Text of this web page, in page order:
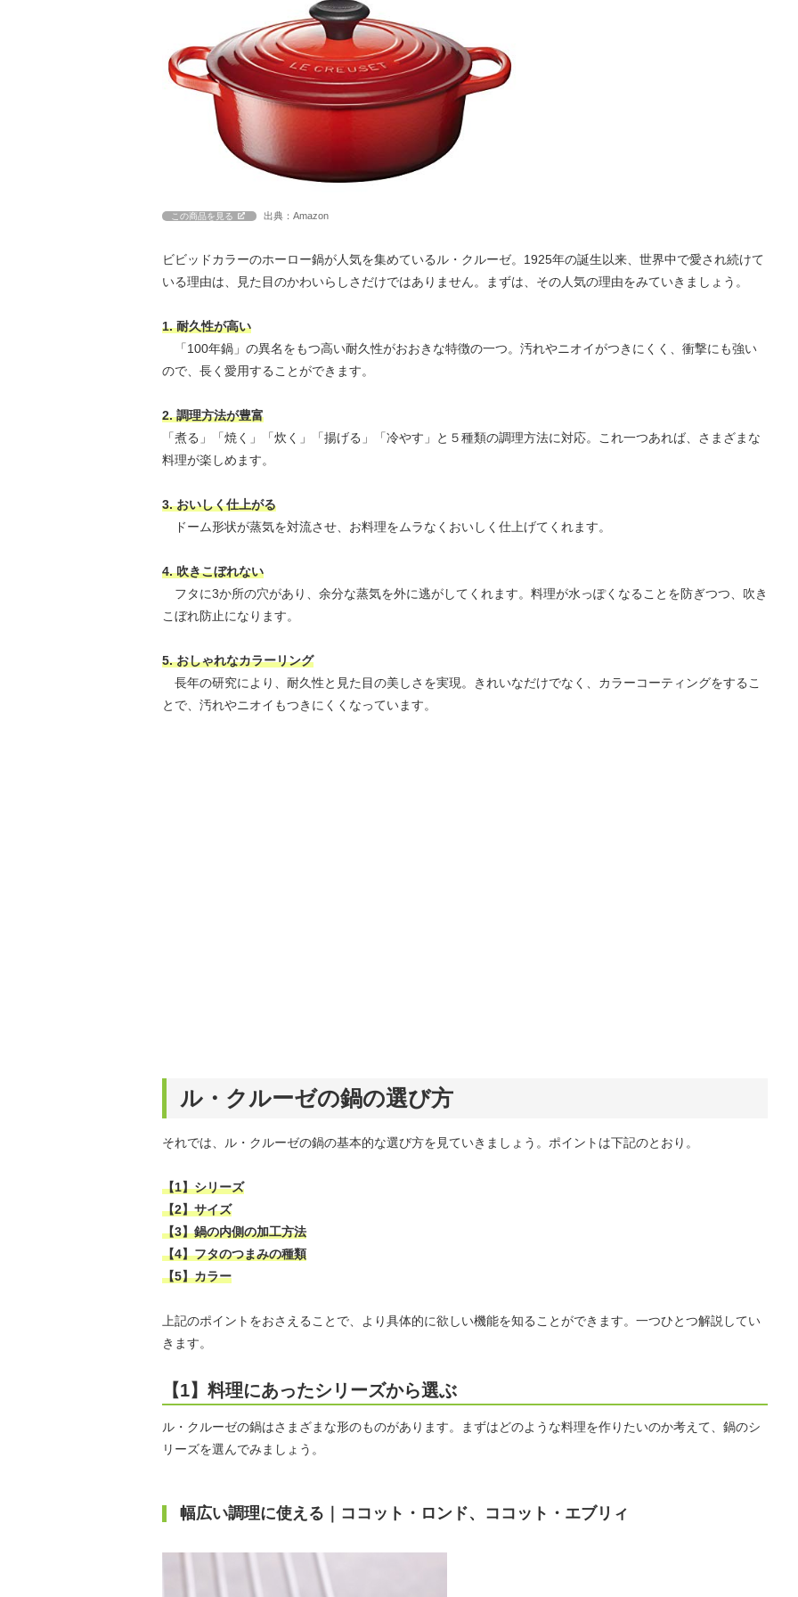
この商品を見る 出典：Amazon
ビビッドカラーのホーロー鍋が人気を集めているル・クルーゼ。1925年の誕生以来、世界中で愛され続けて
いる理由は、見た目のかわいらしさだけではありません。まずは、その人気の理由をみていきましょう。
1. 耐久性が高い
「100年鍋」の異名をもつ高い耐久性がおおきな特徴の一つ。汚れやニオイがつきにくく、衝撃にも強い
ので、長く愛用することができます。
2. 調理方法が豊富
「煮る」「焼く」「炊く」「揚げる」「冷やす」と５種類の調理方法に対応。これ一つあれば、さまざまな
料理が楽しめます。
3. おいしく仕上がる
ドーム形状が蒸気を対流させ、お料理をムラなくおいしく仕上げてくれます。
4. 吹きこぼれない
フタに3か所の穴があり、余分な蒸気を外に逃がしてくれます。料理が水っぽくなることを防ぎつつ、吹き
こぼれ防止になります。
5. おしゃれなカラーリング
長年の研究により、耐久性と見た目の美しさを実現。きれいなだけでなく、カラーコーティングをするこ
とで、汚れやニオイもつきにくくなっています。
ル・クルーゼの鍋の選び方
それでは、ル・クルーゼの鍋の基本的な選び方を見ていきましょう。ポイントは下記のとおり。
【1】シリーズ
【2】サイズ
【3】鍋の内側の加工方法
【4】フタのつまみの種類
【5】カラー
上記のポイントをおさえることで、より具体的に欲しい機能を知ることができます。一つひとつ解説してい
きます。
【1】料理にあったシリーズから選ぶ
ル・クルーゼの鍋はさまざまな形のものがあります。まずはどのような料理を作りたいのか考えて、鍋のシ
リーズを選んでみましょう。
幅広い調理に使える｜ココット・ロンド、ココット・エブリィ